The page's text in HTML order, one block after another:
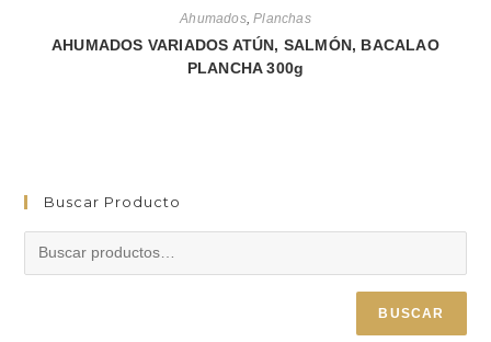
Ahumados,Planchas
AHUMADOS VARIADOS ATÚN, SALMÓN, BACALAO
PLANCHA 300g
Buscar Producto
BUSCAR